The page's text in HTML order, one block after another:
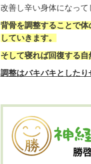
改善し辛い身体になって
背骨を調整することで
していきます。
そして寝れば回復する自
調整はバキバキとしたり